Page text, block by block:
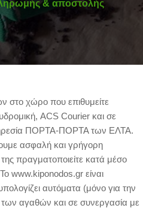
& αποστολής
στο χώρο που επιθυμείτε
ACS Courier και σε
ΠΟΡΤΑ-ΠΟΡΤΑ των ΕΛΤΑ.
ασφαλή και γρήγορη
πραγματοποιείτε κατά μέσο
www.kiponodos.gr είναι
αυτόματα (μόνο για την
αγαθών και σε συνεργασία με